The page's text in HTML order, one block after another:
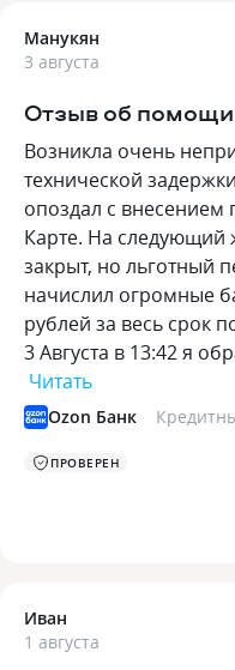
Манукян
3 августа
Отзыв об помощи
Возникла очень
технической
опоздал с внесением
Карте. На следующий
закрыт, но льготный
начислил огромные
рублей за весь срок
3 Августа в 13:42 я
Читать
Ozon Банк
ПРОВЕРЕН
Иван
1 августа